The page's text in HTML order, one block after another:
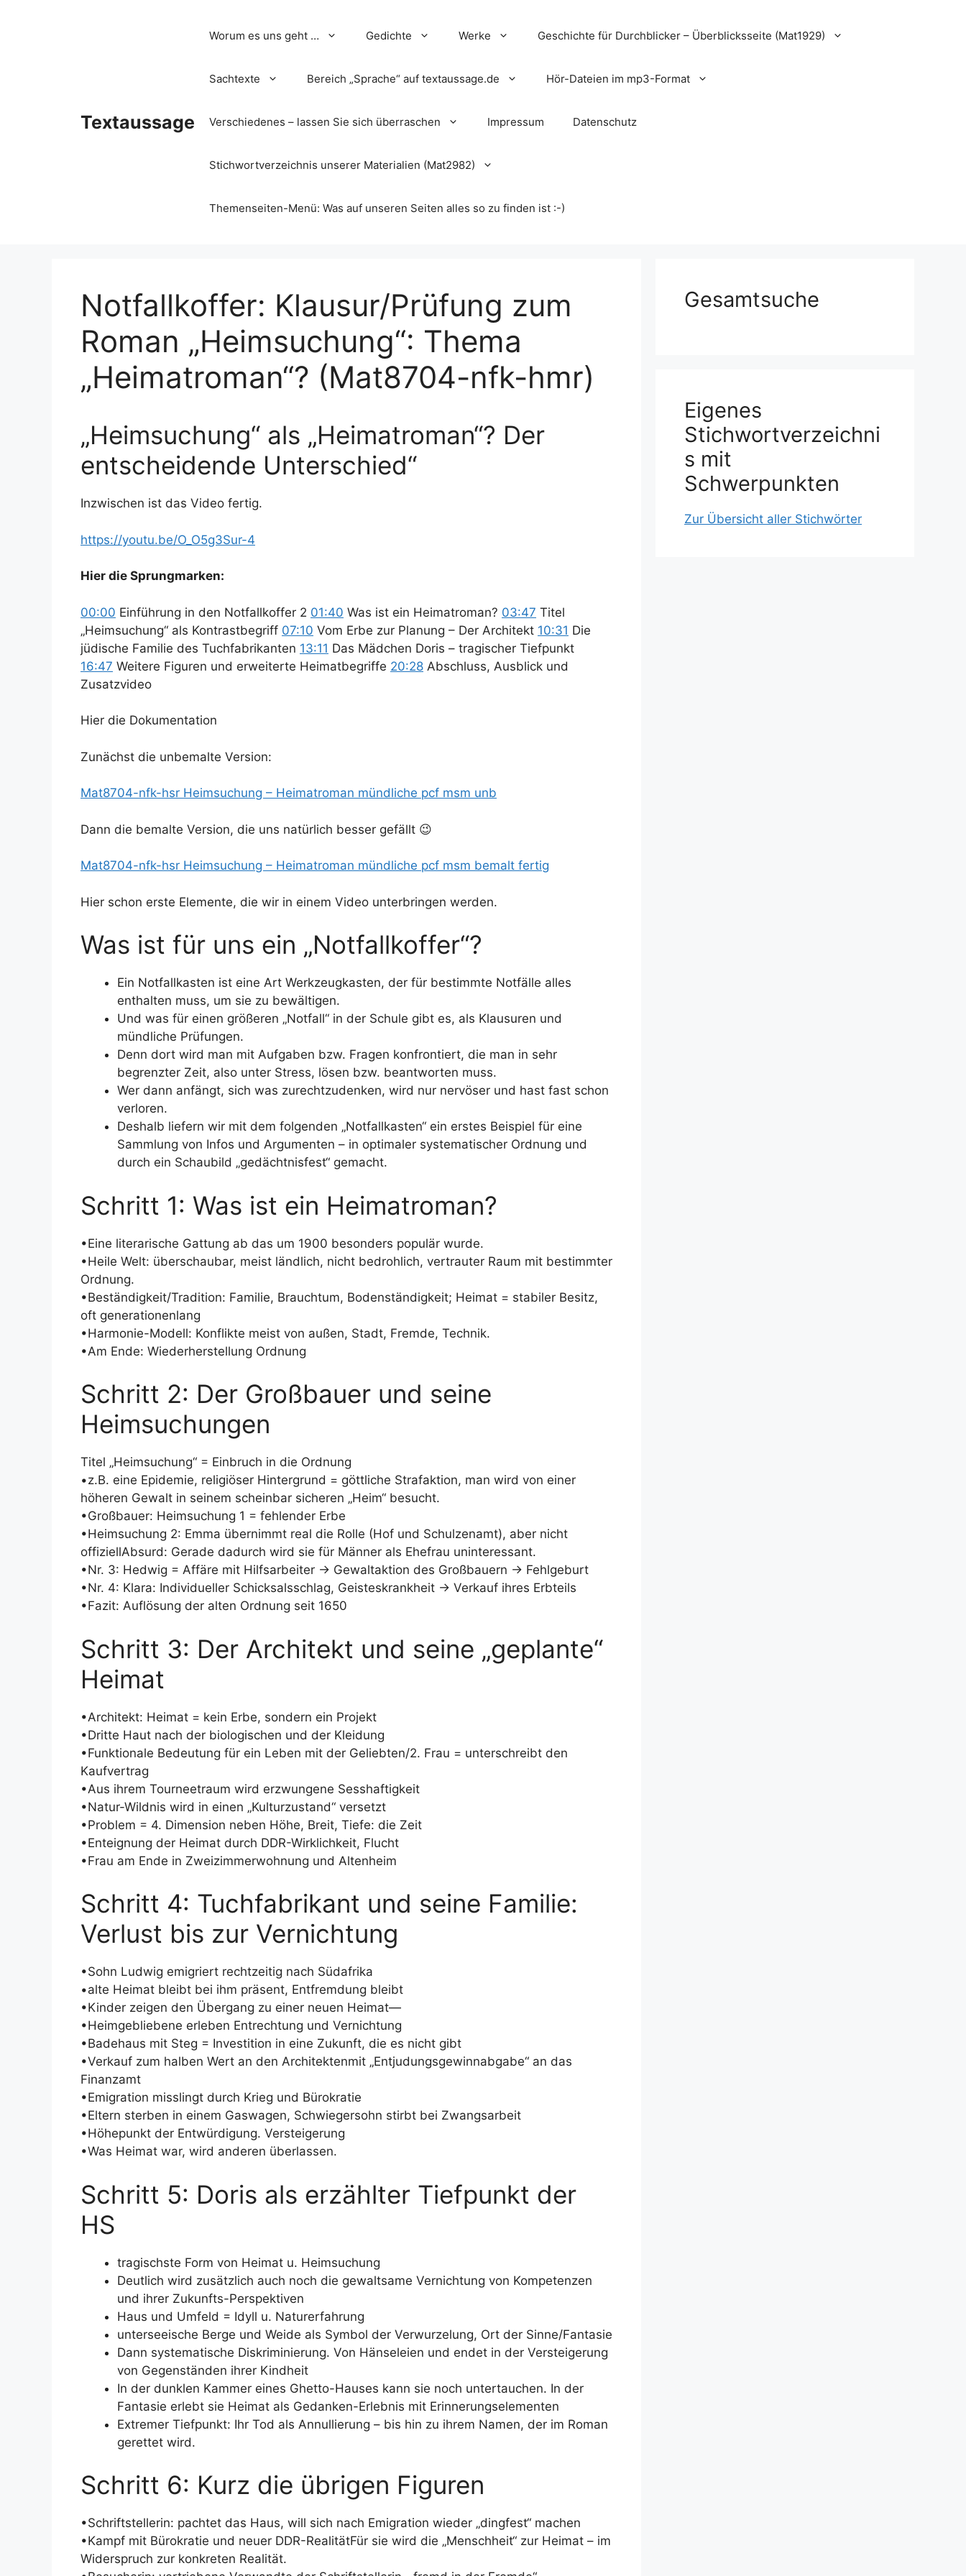
Textaussage
Worum es uns geht … Gedichte Werke Geschichte für Durchblicker – Überblicksseite (Mat1929)
Sachtexte Bereich „Sprache“ auf textaussage.de Hör-Dateien im mp3-Format
Verschiedenes – lassen Sie sich überraschen Impressum Datenschutz
Stichwortverzeichnis unserer Materialien (Mat2982)
Themenseiten-Menü: Was auf unseren Seiten alles so zu finden ist :-)
Notfallkoffer: Klausur/Prüfung zum
Roman „Heimsuchung“: Thema
„Heimatroman“? (Mat8704-nfk-hmr)
„Heimsuchung“ als „Heimatroman“? Der
entscheidende Unterschied“
Inzwischen ist das Video fertig.
https://youtu.be/O_O5g3Sur-4
Hier die Sprungmarken:
00:00 Einführung in den Notfallkoffer 2 01:40 Was ist ein Heimatroman? 03:47 Titel
„Heimsuchung“ als Kontrastbegriff 07:10 Vom Erbe zur Planung – Der Architekt 10:31 Die
jüdische Familie des Tuchfabrikanten 13:11 Das Mädchen Doris – tragischer Tiefpunkt
16:47 Weitere Figuren und erweiterte Heimatbegriffe 20:28 Abschluss, Ausblick und
Zusatzvideo
Hier die Dokumentation
Zunächst die unbemalte Version:
Mat8704-nfk-hsr Heimsuchung – Heimatroman mündliche pcf msm unb
Dann die bemalte Version, die uns natürlich besser gefällt 😉
Mat8704-nfk-hsr Heimsuchung – Heimatroman mündliche pcf msm bemalt fertig
Hier schon erste Elemente, die wir in einem Video unterbringen werden.
Was ist für uns ein „Notfallkoffer“?
Ein Notfallkasten ist eine Art Werkzeugkasten, der für bestimmte Notfälle alles
enthalten muss, um sie zu bewältigen.
Und was für einen größeren „Notfall“ in der Schule gibt es, als Klausuren und
mündliche Prüfungen.
Denn dort wird man mit Aufgaben bzw. Fragen konfrontiert, die man in sehr
begrenzter Zeit, also unter Stress, lösen bzw. beantworten muss.
Wer dann anfängt, sich was zurechtzudenken, wird nur nervöser und hast fast schon
verloren.
Deshalb liefern wir mit dem folgenden „Notfallkasten“ ein erstes Beispiel für eine
Sammlung von Infos und Argumenten – in optimaler systematischer Ordnung und
durch ein Schaubild „gedächtnisfest“ gemacht.
Schritt 1: Was ist ein Heimatroman?
•Eine literarische Gattung ab das um 1900 besonders populär wurde.
•Heile Welt: überschaubar, meist ländlich, nicht bedrohlich, vertrauter Raum mit bestimmter
Ordnung.
•Beständigkeit/Tradition: Familie, Brauchtum, Bodenständigkeit; Heimat = stabiler Besitz,
oft generationenlang
•Harmonie-Modell: Konflikte meist von außen, Stadt, Fremde, Technik.
•Am Ende: Wiederherstellung Ordnung
Schritt 2: Der Großbauer und seine
Heimsuchungen
Titel „Heimsuchung“ = Einbruch in die Ordnung
•z.B. eine Epidemie, religiöser Hintergrund = göttliche Strafaktion, man wird von einer
höheren Gewalt in seinem scheinbar sicheren „Heim“ besucht.
•Großbauer: Heimsuchung 1 = fehlender Erbe
•Heimsuchung 2: Emma übernimmt real die Rolle (Hof und Schulzenamt), aber nicht
offiziellAbsurd: Gerade dadurch wird sie für Männer als Ehefrau uninteressant.
•Nr. 3: Hedwig = Affäre mit Hilfsarbeiter -> Gewaltaktion des Großbauern -> Fehlgeburt
•Nr. 4: Klara: Individueller Schicksalsschlag, Geisteskrankheit -> Verkauf ihres Erbteils
•Fazit: Auflösung der alten Ordnung seit 1650
Schritt 3: Der Architekt und seine „geplante“
Heimat
•Architekt: Heimat = kein Erbe, sondern ein Projekt
•Dritte Haut nach der biologischen und der Kleidung
•Funktionale Bedeutung für ein Leben mit der Geliebten/2. Frau = unterschreibt den
Kaufvertrag
•Aus ihrem Tourneetraum wird erzwungene Sesshaftigkeit
•Natur-Wildnis wird in einen „Kulturzustand“ versetzt
•Problem = 4. Dimension neben Höhe, Breit, Tiefe: die Zeit
•Enteignung der Heimat durch DDR-Wirklichkeit, Flucht
•Frau am Ende in Zweizimmerwohnung und Altenheim
Schritt 4: Tuchfabrikant und seine Familie:
Verlust bis zur Vernichtung
•Sohn Ludwig emigriert rechtzeitig nach Südafrika
•alte Heimat bleibt bei ihm präsent, Entfremdung bleibt
•Kinder zeigen den Übergang zu einer neuen Heimat—
•Heimgebliebene erleben Entrechtung und Vernichtung
•Badehaus mit Steg = Investition in eine Zukunft, die es nicht gibt
•Verkauf zum halben Wert an den Architektenmit „Entjudungsgewinnabgabe“ an das
Finanzamt
•Emigration misslingt durch Krieg und Bürokratie
•Eltern sterben in einem Gaswagen, Schwiegersohn stirbt bei Zwangsarbeit
•Höhepunkt der Entwürdigung. Versteigerung
•Was Heimat war, wird anderen überlassen.
Schritt 5: Doris als erzählter Tiefpunkt der
HS
tragischste Form von Heimat u. Heimsuchung
Deutlich wird zusätzlich auch noch die gewaltsame Vernichtung von Kompetenzen
und ihrer Zukunfts-Perspektiven
Haus und Umfeld = Idyll u. Naturerfahrung
unterseeische Berge und Weide als Symbol der Verwurzelung, Ort der Sinne/Fantasie
Dann systematische Diskriminierung. Von Hänseleien und endet in der Versteigerung
von Gegenständen ihrer Kindheit
In der dunklen Kammer eines Ghetto-Hauses kann sie noch untertauchen. In der
Fantasie erlebt sie Heimat als Gedanken-Erlebnis mit Erinnerungselementen
Extremer Tiefpunkt: Ihr Tod als Annullierung – bis hin zu ihrem Namen, der im Roman
gerettet wird.
Schritt 6: Kurz die übrigen Figuren
•Schriftstellerin: pachtet das Haus, will sich nach Emigration wieder „dingfest“ machen
•Kampf mit Bürokratie und neuer DDR-RealitätFür sie wird die „Menschheit“ zur Heimat – im
Widerspruch zur konkreten Realität.
Gesamtsuche
Eigenes
Stichwortverzeichni
s mit
Schwerpunkten
Zur Übersicht aller Stichwörter